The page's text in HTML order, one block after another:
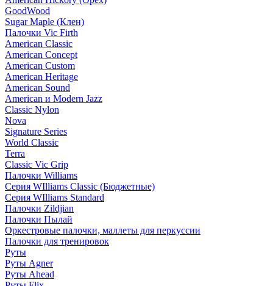
GoodWood
Sugar Maple (Клен)
Палочки Vic Firth
American Classic
American Concept
American Custom
American Heritage
American Sound
American и Modern Jazz
Classic Nylon
Nova
Signature Series
World Classic
Terra
Classic Vic Grip
Палочки Williams
Серия WIlliams Classic (Бюджетные)
Серия WIlliams Standard
Палочки Zildjian
Палочки Пылай
Оркестровые палочки, маллеты для перкуссии
Палочки для тренировок
Руты
Руты Agner
Руты Ahead